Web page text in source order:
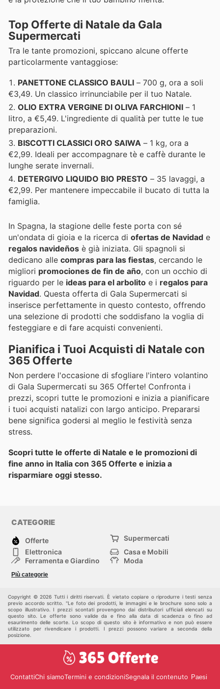
Top Offerte di Natale da Gala
Supermercati
Tra le tante promozioni, spiccano alcune offerte
particolarmente vantaggiose:
PANETTONE CLASSICO BAULI – 700 g, ora a soli
€3,49. Un classico irrinunciabile per il tuo Natale.
OLIO EXTRA VERGINE DI OLIVA FARCHIONI – 1
litro, a €5,49. L'ingrediente di qualità per tutte le tue
preparazioni.
BISCOTTI CLASSICI ORO SAIWA – 1 kg, ora a
€2,99. Ideali per accompagnare tè e caffè durante le
lunghe serate invernali.
DETERGIVO LIQUIDO BIO PRESTO – 35 lavaggi, a
€2,99. Per mantenere impeccabile il bucato di tutta la
famiglia.
In Spagna, la stagione delle feste porta con sé
un'ondata di gioia e la ricerca di ofertas de Navidad e
regalos navideños è già iniziata. Gli spagnoli si
dedicano alle compras para las fiestas, cercando le
migliori promociones de fin de año, con un occhio di
riguardo per le ideas para el arbolito e i regalos para
Navidad. Questa offerta di Gala Supermercati si
inserisce perfettamente in questo contesto, offrendo
una selezione di prodotti che soddisfano la voglia di
festeggiare e di fare acquisti convenienti.
Pianifica i Tuoi Acquisti di Natale con
365 Offerte
Non perdere l'occasione di sfogliare l'intero volantino
di Gala Supermercati su 365 Offerte! Confronta i
prezzi, scopri tutte le promozioni e inizia a pianificare
i tuoi acquisti natalizi con largo anticipo. Prepararsi
bene significa godersi al meglio le festività senza
stress.
Scopri tutte le offerte di Natale e le promozioni di
fine anno in Italia con 365 Offerte e inizia a
risparmiare oggi stesso.
CATEGORIE
Offerte
Supermercati
Elettronica
Casa e Mobili
Ferramenta e Giardino
Moda
Bambini e Neonati
Più categorie
Copyright © 2026 Tutti i diritti riservati. È vietato copiare o riprodurre i testi senza
previo accordo scritto. "Le foto dei prodotti, le immagini e le brochure sono solo a
scopo illustrativo. I prezzi scontati provengono dai distributori ufficiali elencati su
questo sito. Le offerte sono valide da e fino alla data di scadenza o fino ad
esaurimento delle scorte. Lo scopo di questo sito è informativo e non può essere
utilizzato per rivendicare i prodotti. I prezzi possono variare a seconda della
posizione.
ContattiChi siamoTermini e condizioniSegnala il contenuto Paesi